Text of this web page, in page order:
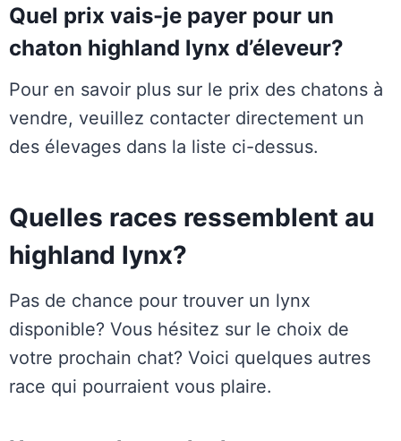
Quel prix vais-je payer pour un
chaton highland lynx d’éleveur?
Pour en savoir plus sur le prix des chatons à
vendre, veuillez contacter directement un
des élevages dans la liste ci-dessus.
Quelles races ressemblent au
highland lynx?
Pas de chance pour trouver un lynx
disponible? Vous hésitez sur le choix de
votre prochain chat? Voici quelques autres
race qui pourraient vous plaire.